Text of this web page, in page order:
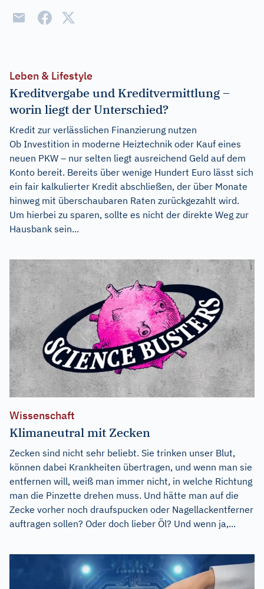
Leben & Lifestyle
Kreditvergabe und Kreditvermittlung –
worin liegt der Unterschied?
Kredit zur verlässlichen Finanzierung nutzen
Ob Investition in moderne Heiztechnik oder Kauf eines
neuen PKW – nur selten liegt ausreichend Geld auf dem
Konto bereit. Bereits über wenige Hundert Euro lässt sich
ein fair kalkulierter Kredit abschließen, der über Monate
hinweg mit überschaubaren Raten zurückgezahlt wird.
Um hierbei zu sparen, sollte es nicht der direkte Weg zur
Hausbank sein...
Wissenschaft
Klimaneutral mit Zecken
Zecken sind nicht sehr beliebt. Sie trinken unser Blut,
können dabei Krankheiten übertragen, und wenn man sie
entfernen will, weiß man immer nicht, in welche Richtung
man die Pinzette drehen muss. Und hätte man auf die
Zecke vorher noch draufspucken oder Nagellackentferner
auftragen sollen? Oder doch lieber Öl? Und wenn ja,...